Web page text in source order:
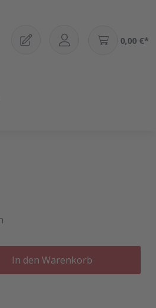
0,00 €*
Anzahl: Gib den
In den Warenkorb